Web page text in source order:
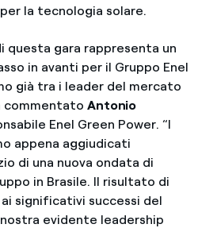
la tecnologia solare.
questa gara rappresenta un
in avanti per il Gruppo Enel
già tra i leader del mercato
commentato Antonio
Enel Green Power. “I
appena aggiudicati
di una nuova ondata di
in Brasile. Il risultato di
significativi successi del
evidente leadership